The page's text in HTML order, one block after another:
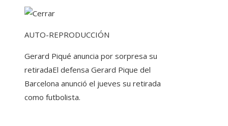
AUTO-REPRODUCCIÓN
Gerard Piqué anuncia por sorpresa su
retiradaEl defensa Gerard Pique del
Barcelona anunció el jueves su retirada
como futbolista.